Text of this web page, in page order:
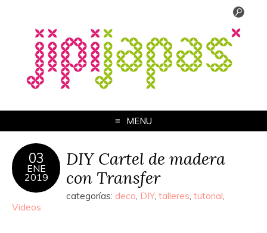
MENU
03
ENE
2019
DIY Cartel de madera
con Transfer
categorías: deco, DIY, talleres, tutorial,
Videos